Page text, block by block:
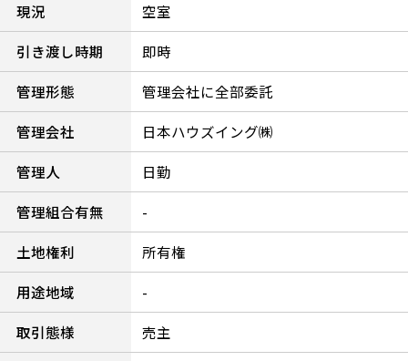
現況
空室
引き渡し時期
即時
管理形態
管理会社に全部委託
管理会社
日本ハウズイング㈱
管理人
日勤
管理組合有無
-
土地権利
所有権
用途地域
-
取引態様
売主